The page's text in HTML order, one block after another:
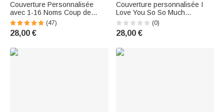
Couverture Personnalisée
avec 1-16 Noms Coup de
Poing Cadeau Anniversaire
Fête des Pères pour Papa
Grand-père
(47)
28,00 €
Couverture personnalisée I
Love You So So Much
Handwriting Love Letter Soft
Blanket with Name Fête des
mères Fête des pères Cadeau
(0)
28,00 €